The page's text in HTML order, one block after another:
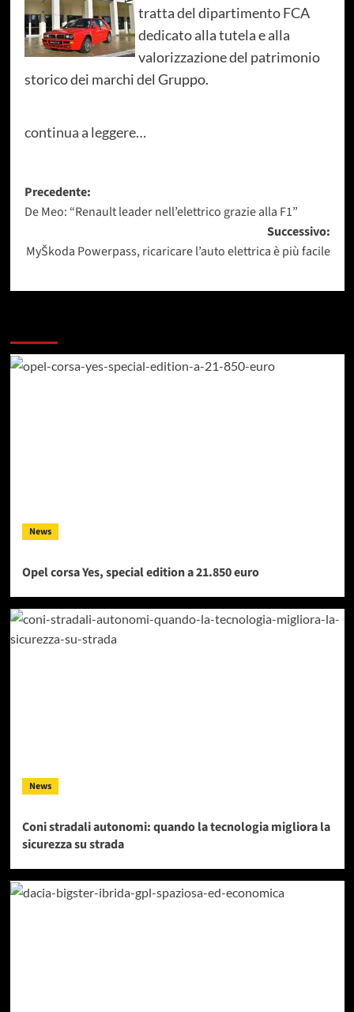
tratta del dipartimento FCA
dedicato alla tutela e alla
valorizzazione del patrimonio
storico dei marchi del Gruppo.
continua a leggere…
Navigazione
articolo
Precedente:
De Meo: “Renault leader nell’elettrico grazie alla F1”
Successivo:
MyŠkoda Powerpass, ricaricare l’auto elettrica è più facile
News
Opel corsa Yes, special edition a 21.850 euro
News
Coni stradali autonomi: quando la tecnologia migliora la
sicurezza su strada